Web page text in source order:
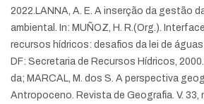
2022. LANNA, A. E. A inserção da gestão
ambiental. In: MUÑOZ, H. R.(Org.).
recursos hídricos: desafios da lei de águas
DF: Secretaria de Recursos Hídricos,
da; MARCAL, M. dos S. A perspectiva
Antropoceno. Revista de Geografia. V. 33,